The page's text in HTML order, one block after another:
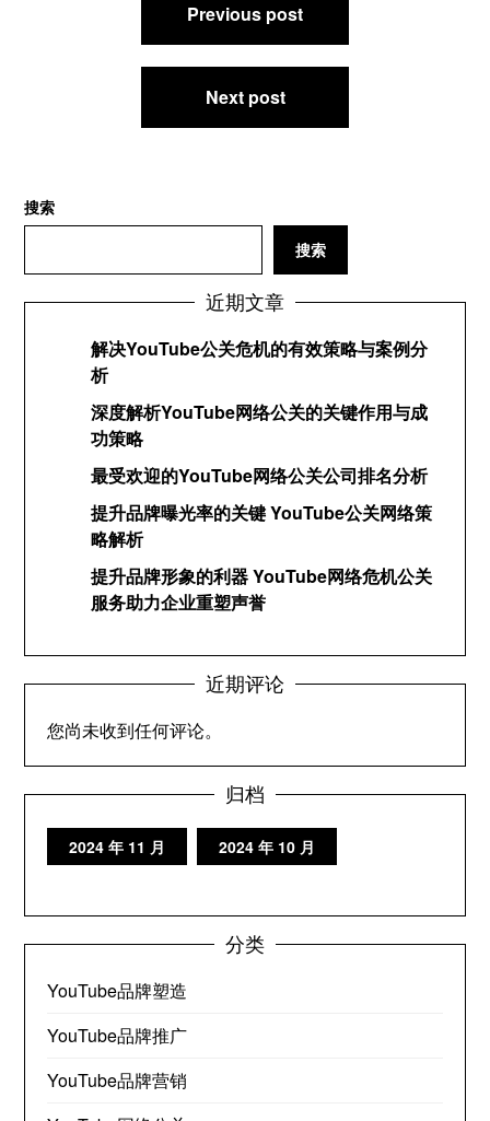
Previous post
Next post
搜索
搜索
近期文章
解决YouTube公关危机的有效策略与案例分
析
深度解析YouTube网络公关的关键作用与成
功策略
最受欢迎的YouTube网络公关公司排名分析
提升品牌曝光率的关键 YouTube公关网络策
略解析
提升品牌形象的利器 YouTube网络危机公关
服务助力企业重塑声誉
近期评论
您尚未收到任何评论。
归档
2024 年 11 月 2024 年 10 月
分类
YouTube品牌塑造
YouTube品牌推广
YouTube品牌营销